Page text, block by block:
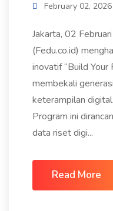
February 02, 2026
Jakarta, 02
(Fedu.co.id)
inovatif “Build Your
membekali
keterampilan
Program ini
data riset digi...
Read More